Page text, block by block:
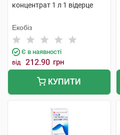
концентрат 1 л 1 відерце
Екобіз
Є в наявності
від 212.90 грн
КУПИТИ